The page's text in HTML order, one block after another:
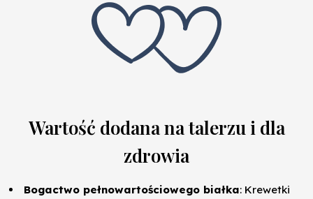
Wartość dodana na talerzu i dla
zdrowia
Bogactwo pełnowartościowego białka: Krewetki